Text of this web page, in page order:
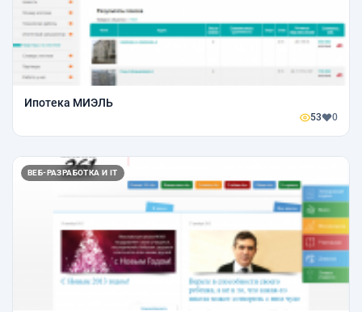
Ипотека МИЭЛЬ
53 0
ВЕБ-РАЗРАБОТКА И IT